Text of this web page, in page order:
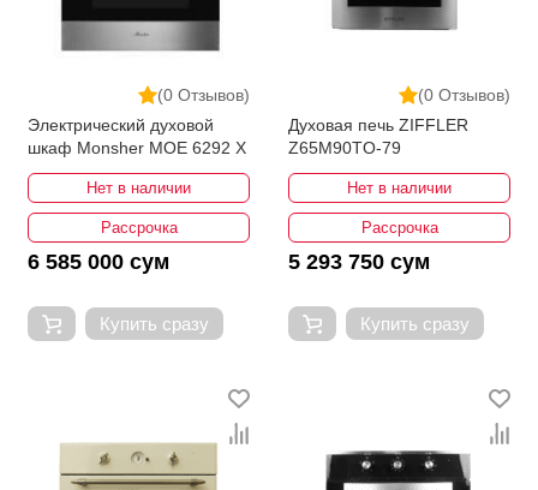
(0 Отзывов)
Электрический духовой
шкаф Monsher MOE 6292 X
Нет в наличии
Рассрочка
6 585 000 сум
Купить сразу
(0 Отзывов)
Духовая печь ZIFFLER
Z65M90TO-79
Нет в наличии
Рассрочка
5 293 750 сум
Купить сразу